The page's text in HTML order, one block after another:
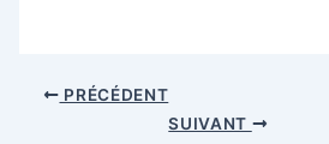
PRÉCÉDENT
SUIVANT